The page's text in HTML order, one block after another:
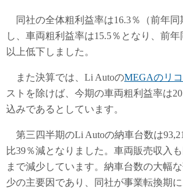
同社の全体粗利益率は16.3％（前年同
し、車両粗利益率は15.5％となり、前年
以上低下しました。
また決算では、Li AutoのMEGAのリ
ストを除けば、今期の車両粗利益率は
込みであるとしています。
第三四半期のLi Autoの納車台数は
比39％減となりました。車両販売収入
まで減少しています。納車台数の大幅
少の主要因であり、同社が事業転換期